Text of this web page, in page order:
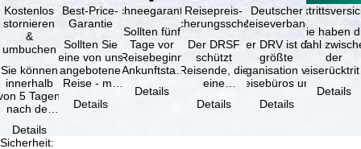
Kostenlos
stornieren
&
umbuchen
Sie können
innerhalb
5 Tagen
nach der
kostenfrei
Details
Best-Price-
Garantie
Sollten Sie
eine von uns
angebotene
Reise - mit
Leistung und
Details
Schneegarantie
Sollten fünf
Tage vor
Reisebeginn
(Ankunftstag)
aufgrund von
Schneemangel
Details
Reisepreis-
Sicherungsschein
Der DRSF
schützt
Reisende, die
eine
oder
Details
Deutscher
Reiseverband
Der DRV ist die
größte
Organisation von
Reisebüros und
Reiseveranstaltern
in …
Details
Sie haben
Wahl
der
(inklusive
Details
Sicherheit: